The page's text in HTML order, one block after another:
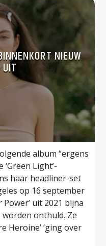
NIEUW
album “ergens
Light’-
haar headliner-set
op 16 september
uit 2021 bijna
onthuld. Ze
Heroine’ ‘ging over